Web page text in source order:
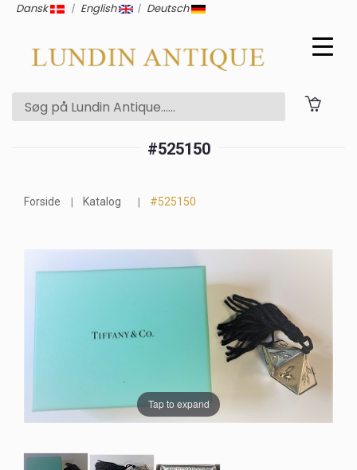
Dansk | English | Deutsch
#525150
Forside Katalog #525150
Tap to expand